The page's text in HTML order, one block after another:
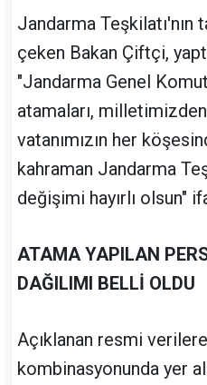
Jandarma
çeken Bakan Çiftçi,
"Jandarma Genel
atamaları, milletimizden
vatanımızın her
kahraman Jandarma
değişimi hayırlı olsun"
ATAMA YAPILAN
DAĞILIMI BELLİ OLDU
Açıklanan resmi
kombinasyonunda yer